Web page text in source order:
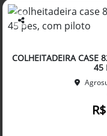
Co
arti
lhe
COLHEITADEIRA CASE
45